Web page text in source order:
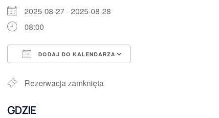
2025-08-27 - 2025-08-28
08:00
DODAJ DO KALENDARZA
Rezerwacja zamknięta
GDZIE